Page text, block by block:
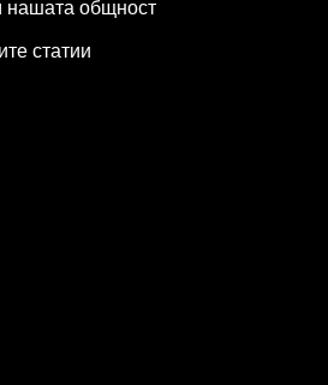
нашата общност
статии